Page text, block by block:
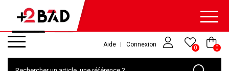
Aide Connexion 0 0